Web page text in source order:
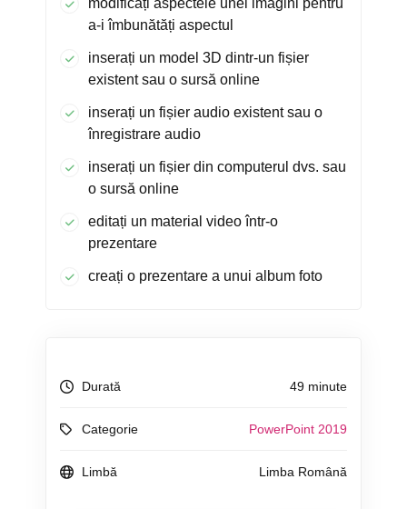
modificați aspectele unei imagini pentru
a-i îmbunătăți aspectul
inserați un model 3D dintr-un fișier
existent sau o sursă online
inserați un fișier audio existent sau o
înregistrare audio
inserați un fișier din computerul dvs. sau
o sursă online
editați un material video într-o
prezentare
creați o prezentare a unui album foto
Durată 49 minute
Categorie PowerPoint 2019
Limbă Limba Română